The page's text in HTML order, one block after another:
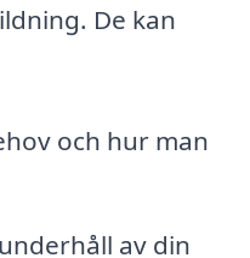
De kan
och hur man
av din